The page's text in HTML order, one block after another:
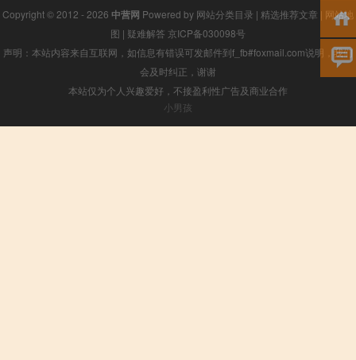
Copyright © 2012 - 2026 中营网 Powered by 网站分类目录 | 精选推荐文章 | 网站地
图 | 疑难解答 京ICP备030098号
声明：本站内容来自互联网，如信息有错误可发邮件到f_fb#foxmail.com说明，我们
会及时纠正，谢谢
本站仅为个人兴趣爱好，不接盈利性广告及商业合作
小男孩